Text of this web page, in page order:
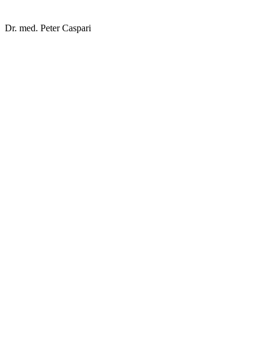
Dr. med. Peter Caspari